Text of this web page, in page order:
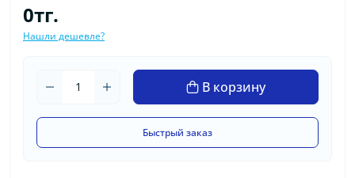
0тг.
Нашли дешевле?
В корзину
Быстрый заказ